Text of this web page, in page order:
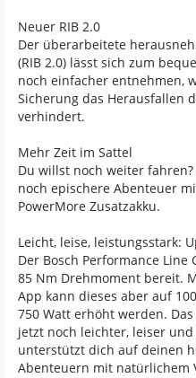
Neuer RIB 2.0
Der überarbeitete
(RIB 2.0) lässt sich zum
noch einfacher entnehmen,
Sicherung das Herausfallen
verhindert.
Mehr Zeit im Sattel
Du willst noch weiter
noch epischere Abenteuer
PowerMore Zusatzakku.
Leicht, leise, leistungsstark:
Der Bosch Performance
85 Nm Drehmoment bereit.
App kann dieses aber auf
750 Watt erhöht werden. Das
jetzt noch leichter, leiser
unterstützt dich auf deinen
Abenteuern mit natürlichem